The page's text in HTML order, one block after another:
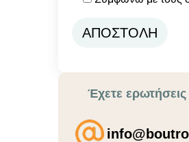
Έχετε